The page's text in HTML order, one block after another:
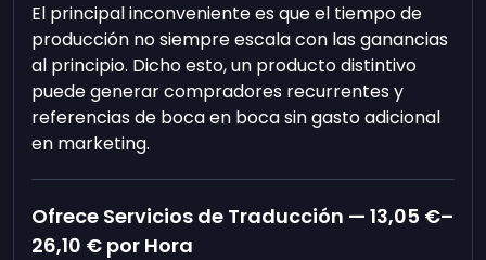
El principal inconveniente es que el tiempo de
producción no siempre escala con las ganancias
al principio. Dicho esto, un producto distintivo
puede generar compradores recurrentes y
referencias de boca en boca sin gasto adicional
en marketing.
Ofrece Servicios de Traducción —13,05 €–
26,10 € por Hora